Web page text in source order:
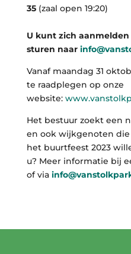
35 (zaal open 19:20)
U kunt zich
sturen naar
Vanaf maandag 31
te raadplegen op onze
website:
Het bestuur zoekt een
en ook wijkgenoten
het buurtfeest 2023
u? Meer informatie bij
of via